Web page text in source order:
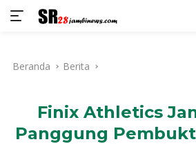
kontenBeranda Berita
Finix Athletics
Panggung